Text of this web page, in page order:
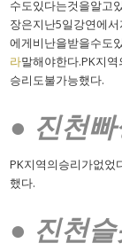
수도있다는것을알고
장은지난5일강연에
에게비난을받을수도
라말해야한다.PK지
승리도불가능했다.
● 진천
PK지역의승리가없었
했다.
● 진천